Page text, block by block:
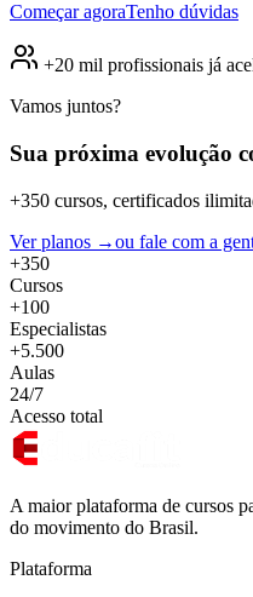
Começar agoraTenho dúvidas
+20 mil profissionais já
Vamos juntos?
Sua próxima evolução
+350 cursos, certificados
Ver planos →ou fale com a
+350
Cursos
+100
Especialistas
+5.500
Aulas
24/7
Acesso total
A maior plataforma de cursos
do movimento do Brasil.
Plataforma